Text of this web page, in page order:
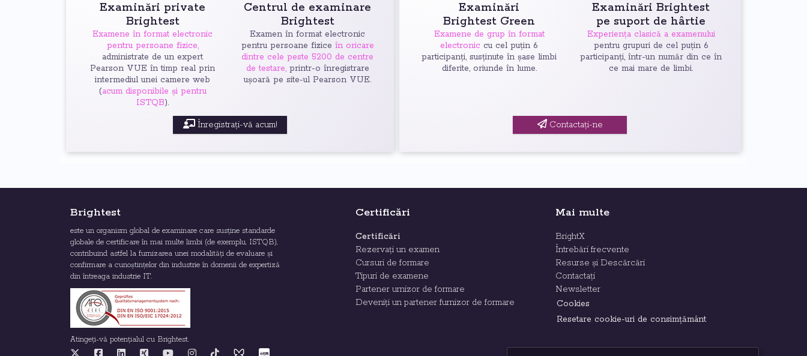
Examinări private
Brightest
Examene în format electronic
pentru persoane fizice,
administrate de un expert
Pearson VUE în timp real prin
intermediul unei camere web
(acum disponibile și pentru
ISTQB).
Centrul de examinare
Brightest
Examen în format electronic
pentru persoane fizice în oricare
dintre cele peste 5200 de centre
de testare,printr-o înregistrare
ușoară pe site-ul Pearson VUE.
Înregistrați-vă acum!
Examinări
Brightest Green
Examene de grup în format
electronic cu cel puțin 6
participanți, susținute în șase limbi
diferite, oriunde în lume.
Examinări Brightest
pe suport de hârtie
Experiența clasică a examenului
pentru grupuri de cel puțin 6
participanți, într-un număr din ce în
ce mai mare de limbi.
Contactați-ne
Brightest
este un organism global de examinare care susține standarde
globale de certificare în mai multe limbi (de exemplu, ISTQB),
contribuind astfel la furnizarea unei modalități de evaluare și
confirmare a cunoștințelor din industrie în domenii de expertiză
din întreaga industrie IT.
Atingeți-vă potențialul cu Brightest.
Certificări
Certificări
Rezervați un examen
Cursuri de formare
Tipuri de examene
Partener urnizor de formare
Deveniți un partener furnizor de formare
Mai multe
BrightX
Întrebări frecvente
Resurse și Descărcări
Contactați
Newsletter
Cookies
Resetare cookie-uri de consimțământ